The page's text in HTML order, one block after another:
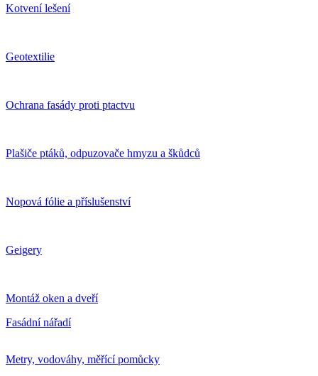
Kotvení lešení
Geotextilie
Ochrana fasády proti ptactvu
Plašiče ptáků, odpuzovače hmyzu a škůdců
Nopová fólie a příslušenství
Geigery
Montáž oken a dveří
Fasádní nářadí
Metry, vodováhy, měřící pomůcky